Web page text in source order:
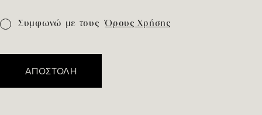
Συμφωνώ με τους Όρους Χρήσης
ΑΠΟΣΤΟΛΗ